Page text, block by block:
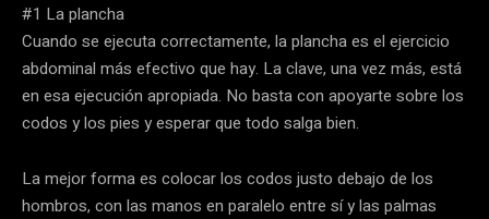
#1 La plancha
Cuando se ejecuta correctamente, la plancha es el ejercicio
abdominal más efectivo que hay. La clave, una vez más, está
en esa ejecución apropiada. No basta con apoyarte sobre los
codos y los pies y esperar que todo salga bien.
La mejor forma es colocar los codos justo debajo de los
hombros, con las manos en paralelo entre sí y las palmas